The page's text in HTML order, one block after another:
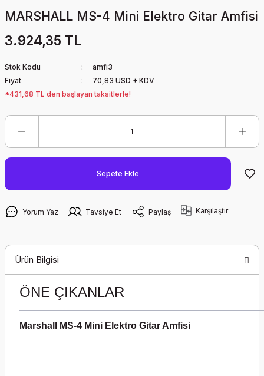
MARSHALL MS-4 Mini Elektro Gitar Amfisi
3.924,35 TL
Stok Kodu
amfi3
Fiyat
70,83 USD + KDV
*431,68 TL den başlayan taksitlerle!
Sepete Ekle
Yorum Yaz Tavsiye Et Paylaş Karşılaştır
Ürün Bilgisi
ÖNE ÇIKANLAR
Marshall MS-4 Mini Elektro Gitar Amfisi